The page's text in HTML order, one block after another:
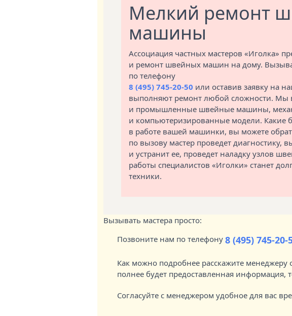
Мелкий ремонт
машины
Ассоциация частных мастеров «Иголка»
и ремонт швейных машин на дому.
по телефону
8 (495) 745-20-50 или оставив заявку на
выполняют ремонт любой сложности. Мы
и промышленные швейные машины,
и компьютеризированные модели. Какие
в работе вашей машинки, вы можете
по вызову мастер проведет диагностику,
и устранит ее, проведет наладку узлов
работы специалистов «Иголки» станет
техники.
Вызывать мастера просто:
Позвоните нам по телефону 8 (495) 745-20-
Как можно подробнее расскажите
полнее будет предоставленная информация,
Согласуйте с менеджером удобное для вас